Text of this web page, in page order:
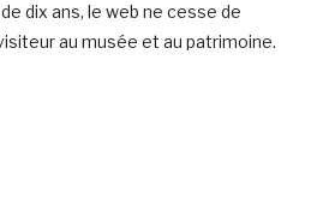
dix ans, le web ne cesse de
au musée et au patrimoine.